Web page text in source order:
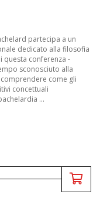
partecipa a un
dedicato alla filosofia
questa conferenza -
sconosciuto alla
come gli
concettuali
...